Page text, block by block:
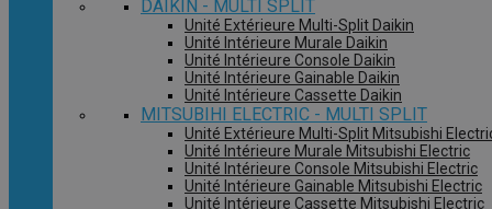
DAIKIN - MULTI SPLIT
Unité Extérieure Multi-Split Daikin
Unité Intérieure Murale Daikin
Unité Intérieure Console Daikin
Unité Intérieure Gainable Daikin
Unité Intérieure Cassette Daikin
MITSUBIHI ELECTRIC - MULTI SPLIT
Unité Extérieure Multi-Split Mitsubishi
Unité Intérieure Murale Mitsubishi Electric
Unité Intérieure Console Mitsubishi Electric
Unité Intérieure Gainable Mitsubishi Electric
Unité Intérieure Cassette Mitsubishi Electric